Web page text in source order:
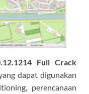
Full Crack
dapat digunakan
perencanaan